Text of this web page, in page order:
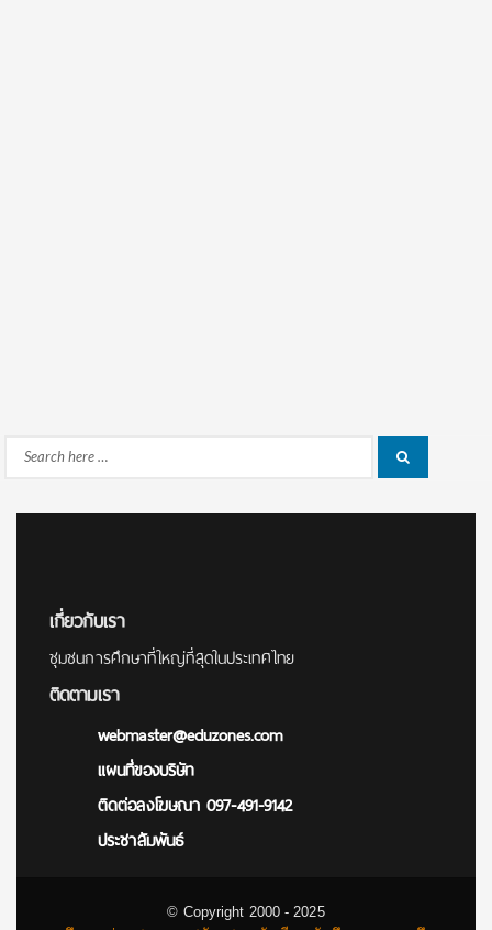
Search
เกี่ยวกับเรา
ชุมชนการศึกษาที่ใหญ่ที่สุดในประเทศไทย
ติดตามเรา
webmaster@eduzones.com
แผนที่ของบริษัท
ติดต่อลงโฆษณา 097-491-9142
ประชาสัมพันธ์
© Copyright 2000 - 2025